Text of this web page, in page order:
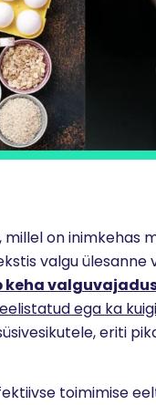
on inimkehas
valgu ülesanne
keha
ega ka
eriti
toimimise